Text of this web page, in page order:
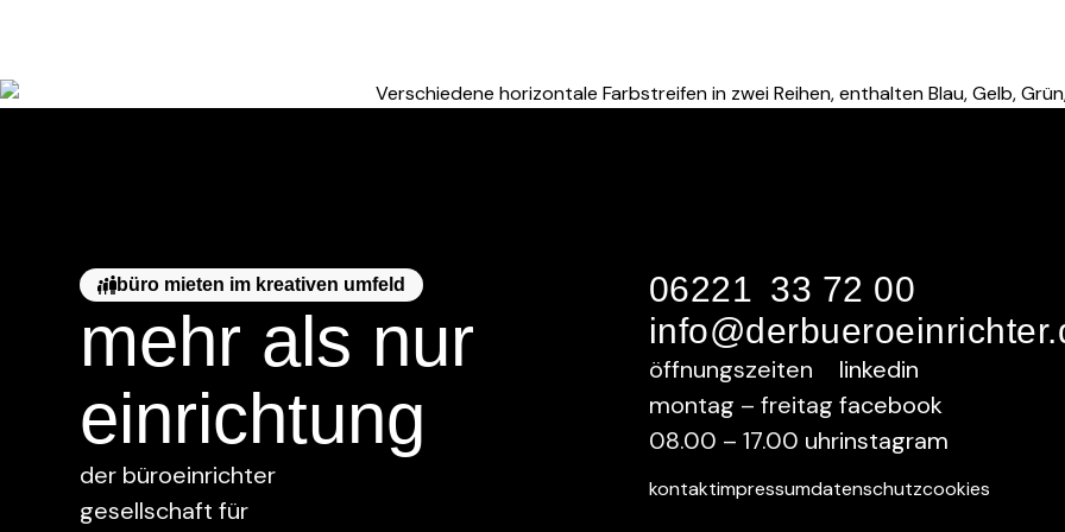
büro mieten im kreativen umfeld
mehr als nur
einrichtung
der büroeinrichter
gesellschaft für
06221 33 72 00
öffnungszeiten
montag – freitag
08.00 – 17.00 uhr
linkedin
facebook
instagram
kontaktimpressumdatenschutzcookies